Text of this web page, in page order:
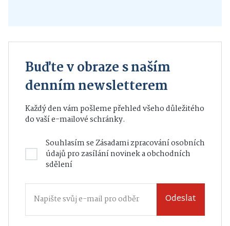
Buďte v obraze s naším
denním newsletterem
Každý den vám pošleme přehled všeho důležitého
do vaší e-mailové schránky.
Souhlasím seZásadami zpracování osobních
údajůpro zasílání novinek a obchodních
sdělení
Odeslat